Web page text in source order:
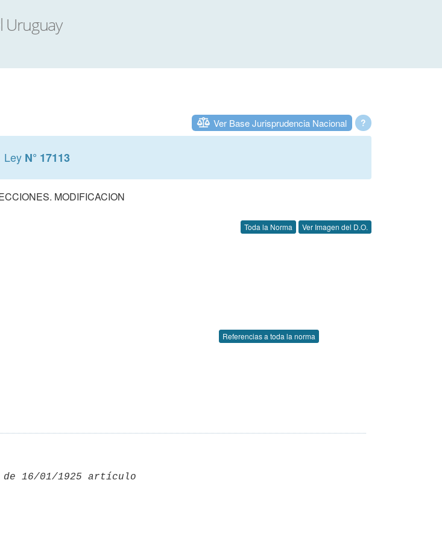
?
Ver Base Jurisprudencia Nacional
Ley N° 17113
MODIFICACION
Toda la Norma Ver Imagen del D.O.
Referencias a toda la norma
de 16/01/1925 artículo